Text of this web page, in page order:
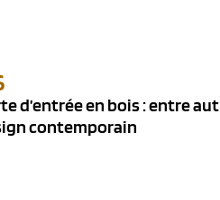
d’entrée en bois : entre
contemporain